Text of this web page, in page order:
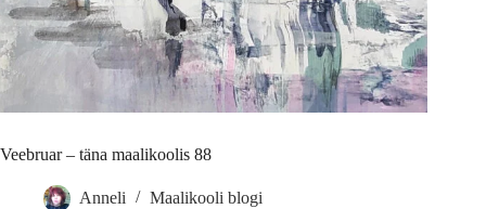
Veebruar – täna maalikoolis 88
Anneli Maalikooli blogi